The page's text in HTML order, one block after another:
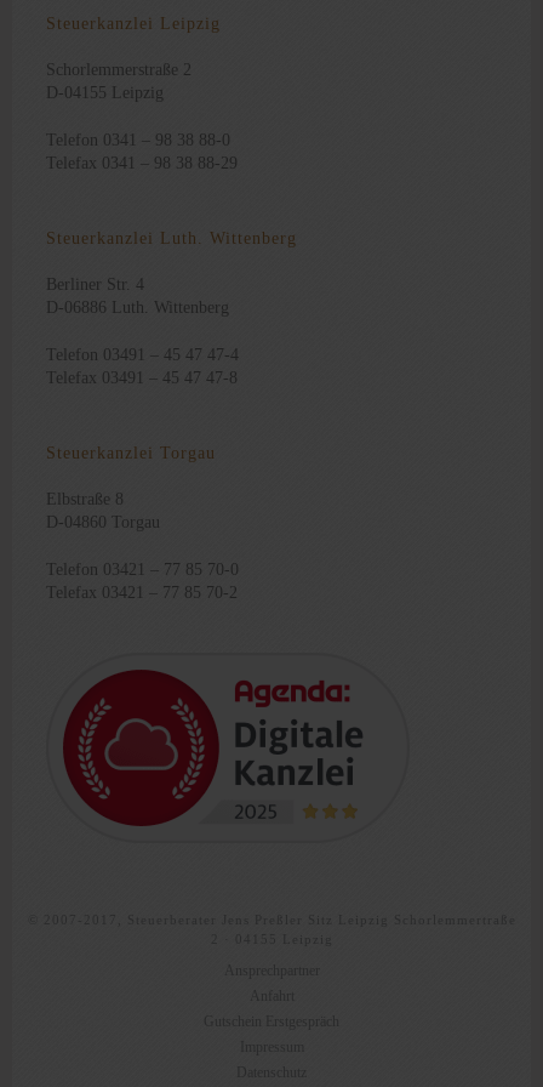
Steuerkanzlei Leipzig
Schorlemmerstraße 2
D-04155 Leipzig
Telefon 0341 – 98 38 88-0
Telefax 0341 – 98 38 88-29
Steuerkanzlei Luth. Wittenberg
Berliner Str. 4
D-06886 Luth. Wittenberg
Telefon 03491 – 45 47 47-4
Telefax 03491 – 45 47 47-8
Steuerkanzlei Torgau
Elbstraße 8
D-04860 Torgau
Telefon 03421 – 77 85 70-0
Telefax 03421 – 77 85 70-2